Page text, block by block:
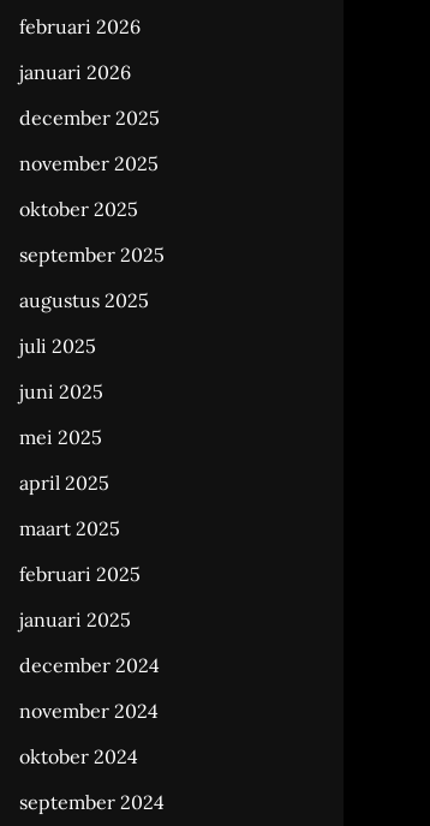
februari 2026
januari 2026
december 2025
november 2025
oktober 2025
september 2025
augustus 2025
juli 2025
juni 2025
mei 2025
april 2025
maart 2025
februari 2025
januari 2025
december 2024
november 2024
oktober 2024
september 2024